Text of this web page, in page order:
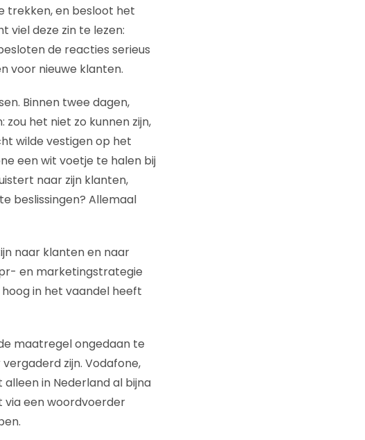
trekken, en besloot het
viel deze zin te lezen:
de reacties serieus
voor nieuwe klanten.
Binnen twee dagen,
het niet zo kunnen zijn,
wilde vestigen op het
een wit voetje te halen bij
naar zijn klanten,
beslissingen? Allemaal
naar klanten en naar
en marketingstrategie
in het vaandel heeft
maatregel ongedaan te
zijn. Vodafone,
in Nederland al bijna
via een woordvoerder